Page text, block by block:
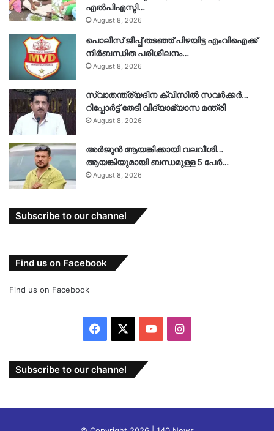
എൽപിഎസ്ടി…
August 8, 2026
പൊലീസ് ജീപ്പ് തടഞ്ഞ് പിഴയിട്ട എംവിഐക്ക്
നിർബന്ധിത പരിശീലനം…
August 8, 2026
സ്വാതന്ത്ര്യദിന ക്വിസിൽ സവർക്കർ…
റിപ്പോർട്ട് തേടി വിദ്യാഭ്യാസ മന്ത്രി
August 8, 2026
അർജുൻ ആയങ്കിക്കായി വലവീശി…
ആയങ്കിയുമായി ബന്ധമുള്ള 5 പേർ…
August 8, 2026
Subscribe to our channel
Find us on Facebook
Find us on Facebook
Facebook YouTubeInstagram
Subscribe to our channel